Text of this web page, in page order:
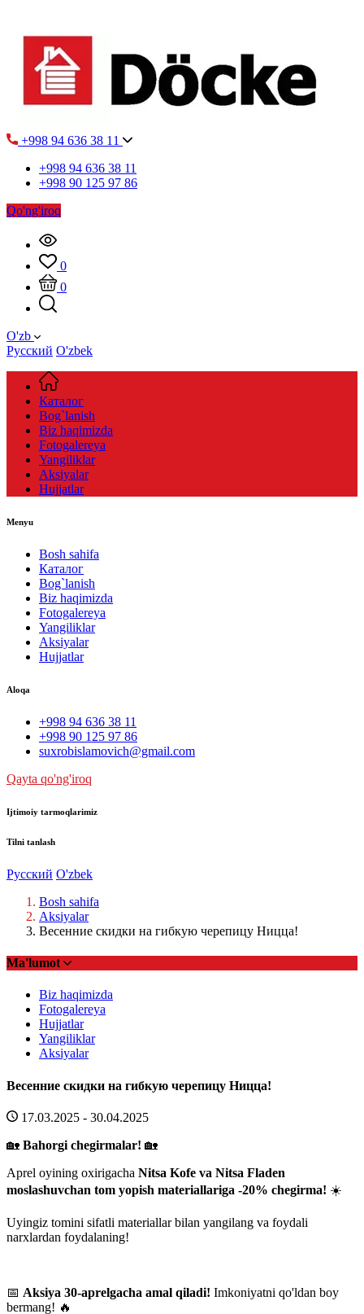
+998 94 636 38 11
+998 94 636 38 11
+998 90 125 97 86
Qo'ng'iroq
0
0
O'zb
Русский O'zbek
Каталог
Bog`lanish
Biz haqimizda
Fotogalereya
Yangiliklar
Aksiyalar
Hujjatlar
Menyu
Bosh sahifa
Каталог
Bog`lanish
Biz haqimizda
Fotogalereya
Yangiliklar
Aksiyalar
Hujjatlar
Aloqa
+998 94 636 38 11
+998 90 125 97 86
suxrobislamovich@gmail.com
Qayta qo'ng'iroq
Ijtimoiy tarmoqlarimiz
Tilni tanlash
Русский O'zbek
Bosh sahifa
Aksiyalar
Весенние скидки на гибкую черепицу Ницца!
Ma'lumot
Biz haqimizda
Fotogalereya
Hujjatlar
Yangiliklar
Aksiyalar
Весенние скидки на гибкую черепицу Ницца!
17.03.2025 - 30.04.2025
🏡 Bahorgi chegirmalar! 🏡
Aprel oyining oxirigacha Nitsa Kofe va Nitsa Fladen
moslashuvchan tom yopish materiallariga -20% chegirma! ☀️
Uyingiz tomini sifatli materiallar bilan yangilang va foydali
narxlardan foydalaning!
📅 Aksiya 30-aprelgacha amal qiladi! Imkoniyatni qo'ldan boy
bermang! 🔥